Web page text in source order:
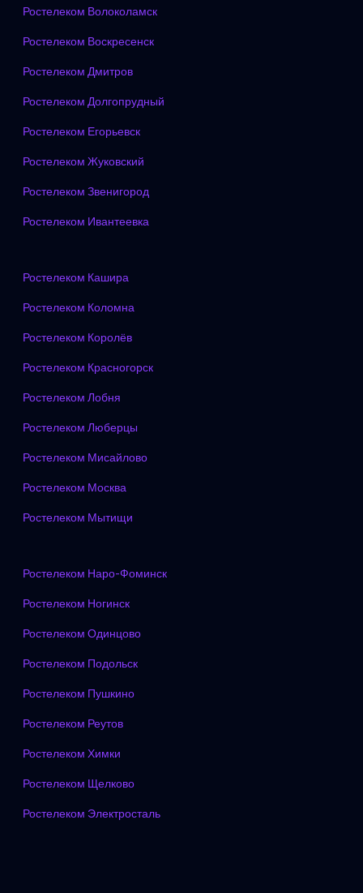
Ростелеком Волоколамск
Ростелеком Воскресенск
Ростелеком Дмитров
Ростелеком Долгопрудный
Ростелеком Егорьевск
Ростелеком Жуковский
Ростелеком Звенигород
Ростелеком Ивантеевка
Ростелеком Кашира
Ростелеком Коломна
Ростелеком Королёв
Ростелеком Красногорск
Ростелеком Лобня
Ростелеком Люберцы
Ростелеком Мисайлово
Ростелеком Москва
Ростелеком Мытищи
Ростелеком Наро-Фоминск
Ростелеком Ногинск
Ростелеком Одинцово
Ростелеком Подольск
Ростелеком Пушкино
Ростелеком Реутов
Ростелеком Химки
Ростелеком Щелково
Ростелеком Электросталь